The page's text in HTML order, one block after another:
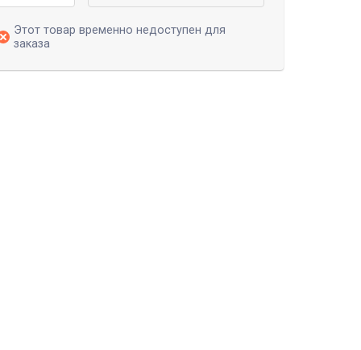
Этот товар временно недоступен для
заказа